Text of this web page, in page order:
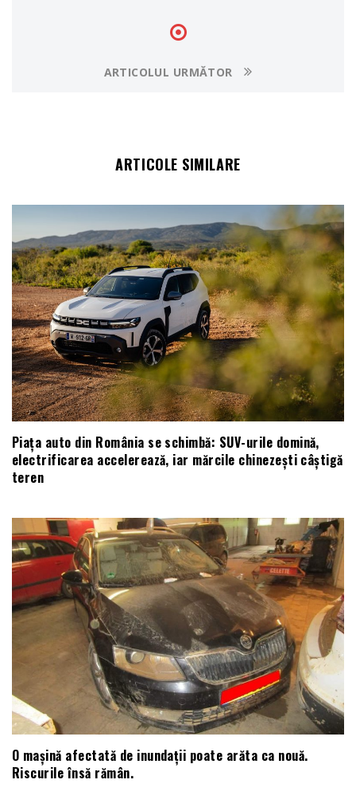
ARTICOLUL URMĂTOR
ARTICOLE SIMILARE
Piața auto din România se schimbă: SUV-urile domină,
electrificarea accelerează, iar mărcile chinezești câștigă
teren
O mașină afectată de inundații poate arăta ca nouă.
Riscurile însă rămân.